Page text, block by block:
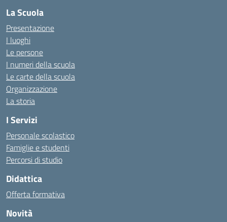
La Scuola
Presentazione
I luoghi
Le persone
I numeri della scuola
Le carte della scuola
Organizzazione
La storia
I Servizi
Personale scolastico
Famiglie e studenti
Percorsi di studio
Didattica
Offerta formativa
Novità